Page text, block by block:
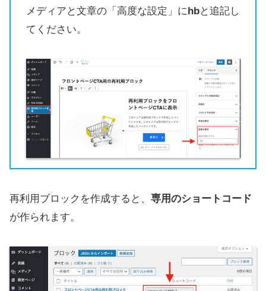
メディアと文章の「高度な設定」に hbと追記し
てください。
再利用ブロックを作成すると、 専用のショートコード
が作られます。